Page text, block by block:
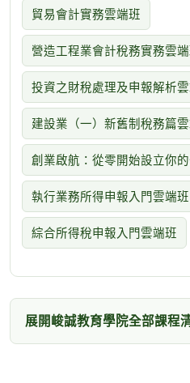
貿易會計實務雲端班
營造工程業會計稅務實務雲
投資之財稅處理及申報解析
建設業（一）新舊制稅務篇
創業啟航：從零開始設立你
執行業務所得申報入門雲端班
綜合所得稅申報入門雲端班
展開峻誠教育學院全部課程